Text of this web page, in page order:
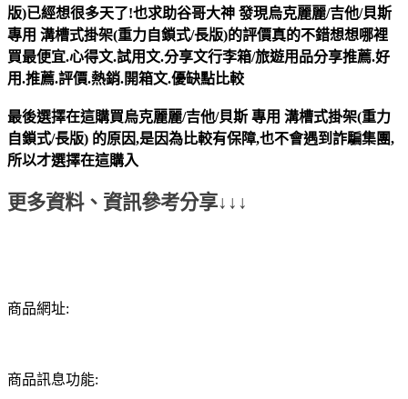
版)已經想很多天了!也求助谷哥大神 發現烏克麗麗/吉他/貝斯
專用 溝槽式掛架(重力自鎖式/長版)的評價真的不錯想想哪裡
買最便宜.心得文.試用文.分享文行李箱/旅遊用品分享推薦.好
用.推薦.評價.熱銷.開箱文.優缺點比較
最後選擇在這購買烏克麗麗/吉他/貝斯 專用 溝槽式掛架(重力
自鎖式/長版) 的原因,是因為比較有保障,也不會遇到詐騙集團,
所以才選擇在這購入
更多資料、資訊參考分享↓↓↓
商品網址:
商品訊息功能: